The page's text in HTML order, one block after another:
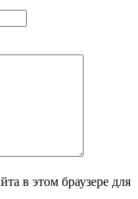
в этом браузере для